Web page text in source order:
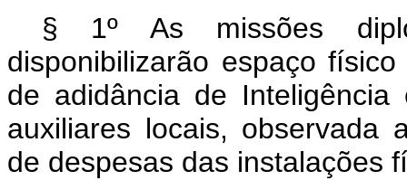
§ 1º As missões
disponibilizarão espaço
de adidância de
auxiliares locais, observada
de despesas das instalações